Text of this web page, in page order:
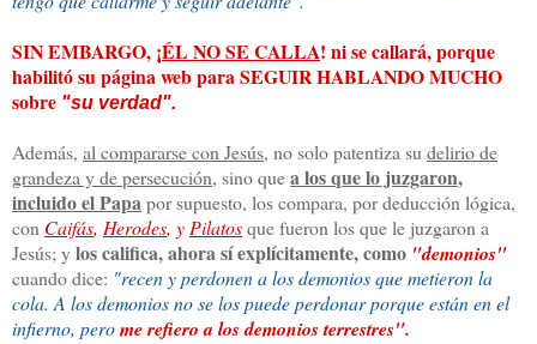
SIN EMBARGO, ¡ÉL NO SE CALLA! ni se callará, porque
habilitó su página web para SEGUIR HABLANDO MUCHO
sobre "su verdad".
Además, al compararse con Jesús, no solo patentiza sudelirio de
grandeza y de persecución, sino quea los que lo juzgaron,
incluido el Papapor supuesto, los compara, por deducción lógica,
con Caifás, Herodes, yPilatosque fueron los que le juzgaron a
Jesús; ylos califica, ahora sí explícitamente, como "demonios"
cuando dice: "recen y perdonen a los demonios que metieron la
cola. A los demonios no se los puede perdonar porque están en el
infierno, perome refiero a los demonios terrestres".